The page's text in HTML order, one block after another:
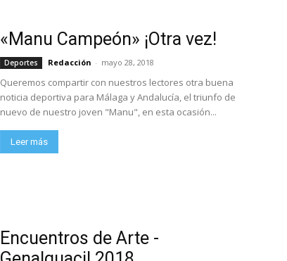
«Manu Campeón» ¡Otra vez!
Deportes Redacción - mayo 28, 2018
Queremos compartir con nuestros lectores otra buena
noticia deportiva para Málaga y Andalucía, el triunfo de
nuevo de nuestro joven "Manu", en esta ocasión...
Leer más
Encuentros de Arte -